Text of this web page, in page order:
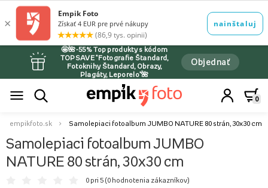
🤩🌺-55% Top produkty s kódom
TOPSAVE *Fotografie Štandard,
Fotoknihy Štandard, Obrazy,
Plagáty, Leporelo*🌺
Objednať
0
empikfoto.sk Samolepiaci fotoalbum JUMBO NATURE 80 strán, 30x30 cm
Samolepiaci fotoalbum JUMBO
NATURE 80 strán, 30x30 cm
0 pri 5 (0 hodnotenia zákazníkov)